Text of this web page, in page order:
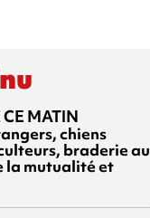
MATIN
chiens
braderie au
la mutualité et